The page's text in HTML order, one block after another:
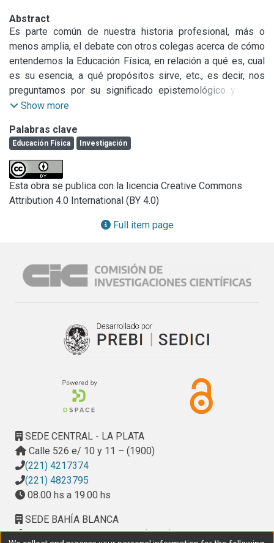
Abstract
Es parte común de nuestra historia profesional, más o
menos amplia, el debate con otros colegas acerca de cómo
entendemos la Educación Física, en relación a qué es, cual
es su esencia, a qué propósitos sirve, etc., es decir, nos
preguntamos por su significado epistemológico y como
consecuencia de todo ello también nos interrogamos
currículum, cómo establecer los diferentes elementos del
mismo. Pero también está en nuestra propia experiencia
que en numerosas ocasiones coincidimos en nuestras
apreciaciones con unos compañeros, mientras que
discrepamos con otros sobre el modo de entender la
enseñanza de la Educación Física. Pues bien, este
agrupamiento natural que se produce entre aquellas
llamar paradigma de investigación.
Show more
Palabras clave
Educación Física Investigación
Esta obra se publica con la licencia Creative Commons
Attribution 4.0 International (BY 4.0)
Full item page
SEDE CENTRAL - LA PLATA
Calle 526 e/ 10 y 11 – (1900)
(221) 4217374
(221) 4823795
08.00 hs a 19.00 hs
SEDE BAHÍA BLANCA
Calle Ciudad de Cali 320 – (8000). Universidad